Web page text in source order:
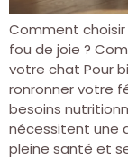
Comment
fou de joie ?
votre chat Pour
ronronner votre
besoins
nécessitent une
pleine santé et